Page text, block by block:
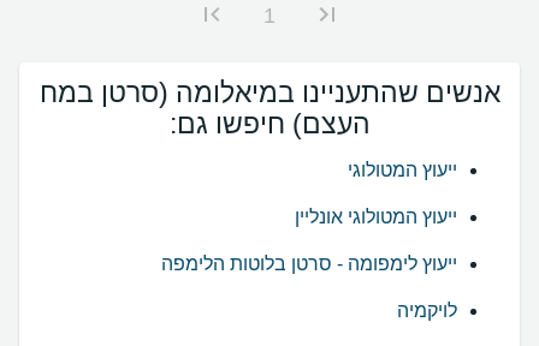
1
אנשים שהתעניינו במיאלומה (סרטן במח
העצם) חיפשו גם:
ייעוץ המטולוגי
ייעוץ המטולוגי אונליין
ייעוץ לימפומה - סרטן בלוטות הלימפה
לויקמיה